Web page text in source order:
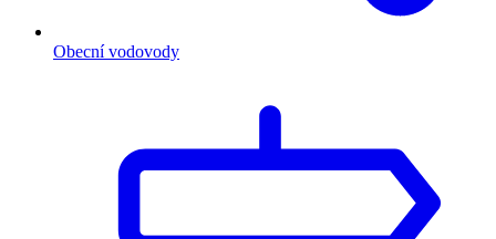
Obecní vodovody